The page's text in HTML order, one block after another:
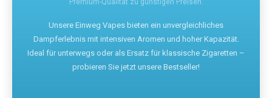
Premium-Qualität zu günstigen Preisen.
Unsere Einweg Vapes bieten ein unvergleichliches
Dampferlebnis mit intensiven Aromen und hoher Kapazität.
Ideal für unterwegs oder als Ersatz für klassische Zigaretten –
probieren Sie jetzt unsere Bestseller!